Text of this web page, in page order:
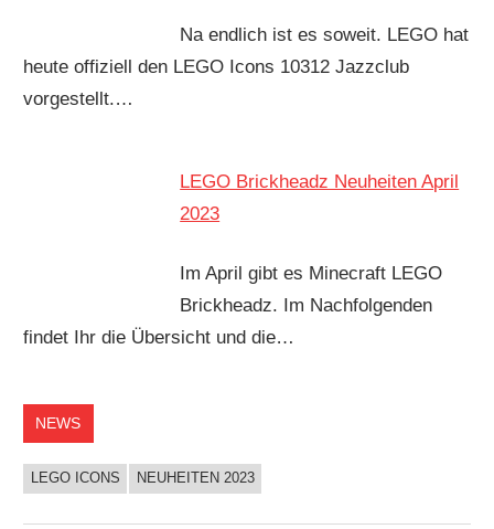
Na endlich ist es soweit. LEGO hat
heute offiziell den LEGO Icons 10312 Jazzclub
vorgestellt.…
LEGO Brickheadz Neuheiten April
2023
Im April gibt es Minecraft LEGO
Brickheadz. Im Nachfolgenden
findet Ihr die Übersicht und die…
NEWS
LEGO ICONS NEUHEITEN 2023